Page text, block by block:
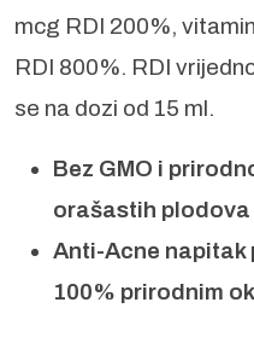
mcg RDI 200%,
RDI 800%. RDI
se na dozi od 15 ml.
Bez GMO i
orašastih
Anti-Acne napitak
100% prirodnim